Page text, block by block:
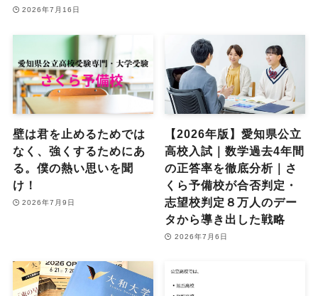
2026年7月16日
壁は君を止めるためでは
なく、強くするためにあ
る。僕の熱い思いを聞
け！
2026年7月9日
【2026年版】愛知県公立
高校入試｜数学過去4年間
の正答率を徹底分析｜さ
くら予備校が合否判定・
志望校判定８万人のデー
タから導き出した戦略
2026年7月6日